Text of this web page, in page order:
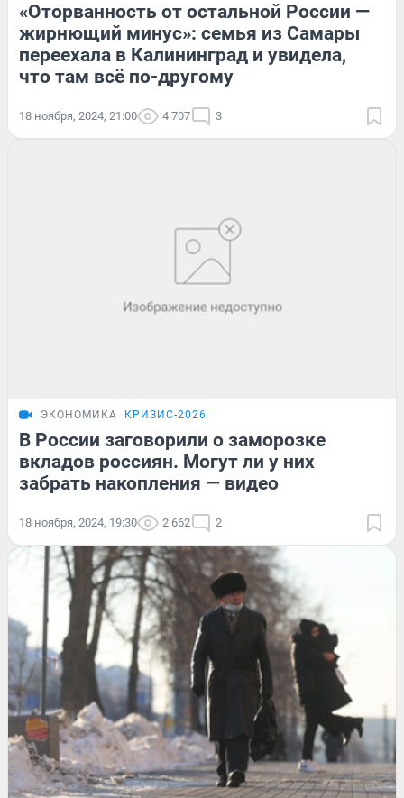
«Оторванность от остальной России —
жирнющий минус»: семья из Самары
переехала в Калининград и увидела,
что там всё по-другому
18 ноября, 2024, 21:00 4 707 3
ЭКОНОМИКА КРИЗИС-2026
В России заговорили о заморозке
вкладов россиян. Могут ли у них
забрать накопления — видео
18 ноября, 2024, 19:30 2 662 2